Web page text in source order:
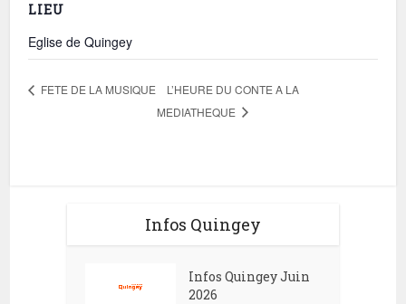
LIEU
Eglise de Quingey
FETE DE LA MUSIQUE
L’HEURE DU CONTE A LA
MEDIATHEQUE
Infos Quingey
Infos Quingey Juin
2026